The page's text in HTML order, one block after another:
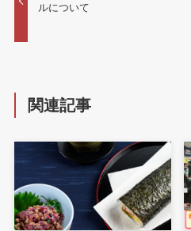
ルについて
関連記事